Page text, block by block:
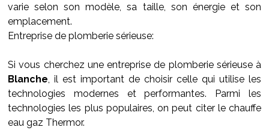
varie selon son modèle, sa taille, son énergie et son
emplacement.
Entreprise de plomberie sérieuse:
Si vous cherchez une entreprise de plomberie sérieuse à
Blanche, il est important de choisir celle qui utilise les
technologies modernes et performantes. Parmi les
technologies les plus populaires, on peut citer le chauffe
eau gaz Thermor.